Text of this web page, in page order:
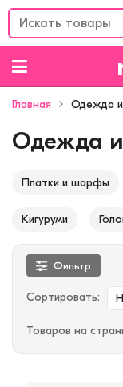
Главная Одежда
Одежда
Платки и шарфы
Кигуруми
Фильтр
Сортировать:
Товаров на